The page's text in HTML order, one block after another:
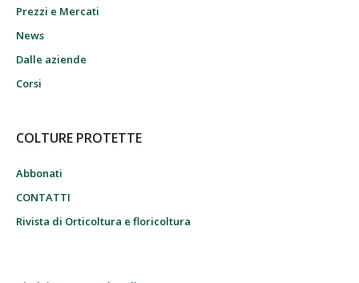
Prezzi e Mercati
News
Dalle aziende
Corsi
COLTURE PROTETTE
Abbonati
CONTATTI
Rivista di Orticoltura e floricoltura